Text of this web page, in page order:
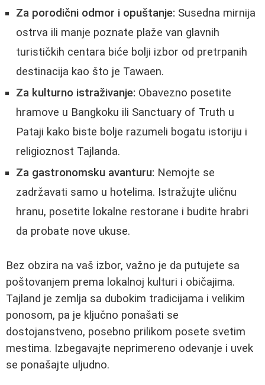
Za porodični odmor i opuštanje: Susedna mirnija
ostrva ili manje poznate plaže van glavnih
turističkih centara biće bolji izbor od pretrpanih
destinacija kao što je Tawaen.
Za kulturno istraživanje: Obavezno posetite
hramove u Bangkoku ili Sanctuary of Truth u
Pataji kako biste bolje razumeli bogatu istoriju i
religioznost Tajlanda.
Za gastronomsku avanturu: Nemojte se
zadržavati samo u hotelima. Istražujte uličnu
hranu, posetite lokalne restorane i budite hrabri
da probate nove ukuse.
Bez obzira na vaš izbor, važno je da putujete sa
poštovanjem prema lokalnoj kulturi i običajima.
Tajland je zemlja sa dubokim tradicijama i velikim
ponosom, pa je ključno ponašati se
dostojanstveno, posebno prilikom posete svetim
mestima. Izbegavajte neprimereno odevanje i uvek
se ponašajte uljudno.